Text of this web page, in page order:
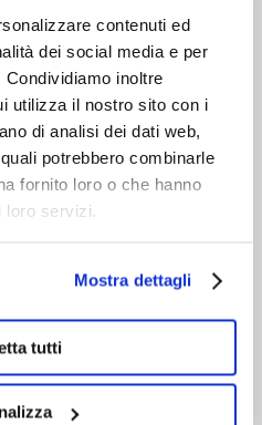
contenuti ed
dei social media e per
inoltre
utilizza il nostro sito con i
di analisi dei dati web,
potrebbero combinarle
fornito loro o che hanno
loro servizi.
Mostra dettagli
tutti